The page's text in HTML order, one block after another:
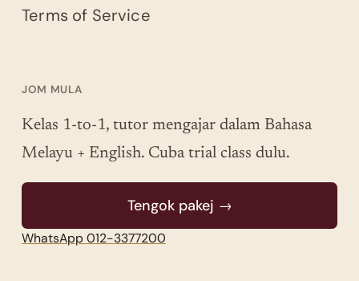
Terms of Service
JOM MULA
Kelas 1-to-1, tutor mengajar dalam Bahasa
Melayu + English. Cuba trial class dulu.
Tengok pakej →
WhatsApp 012-3377200